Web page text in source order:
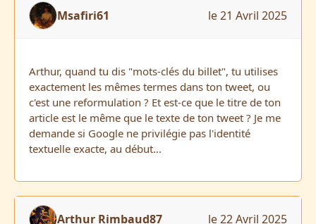
Msafiri61 le 21 Avril 2025
Arthur, quand tu dis "mots-clés du billet", tu utilises
exactement les mêmes termes dans ton tweet, ou
c'est une reformulation ? Et est-ce que le titre de ton
article est le même que le texte de ton tweet ? Je me
demande si Google ne privilégie pas l'identité
textuelle exacte, au début...
Arthur Rimbaud87 le 22 Avril 2025